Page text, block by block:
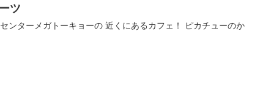
ツ
ンターメガトーキョーの 近くにあるカフェ！ ピカチューのか